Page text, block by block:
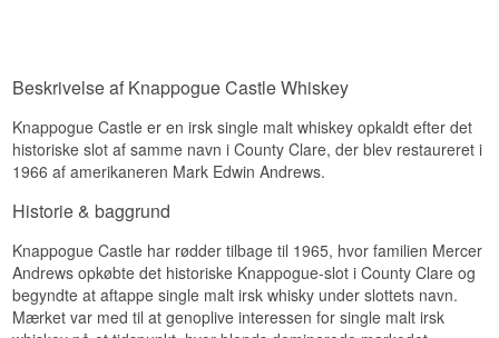
Blødt korn og en anelse sherrysødme.
Smag
Eftersmag
Middellang, blød og let krydret.
Specifikationer
Beskrivelse af Knappogue Castle Whiskey
Knappogue Castle er en irsk single malt whiskey opkaldt efter det
historiske slot af samme navn i County Clare, der blev restaureret i
1966 af amerikaneren Mark Edwin Andrews.
Historie & baggrund
Knappogue Castle har rødder tilbage til 1965, hvor familien Mercer
Andrews opkøbte det historiske Knappogue-slot i County Clare og
begyndte at aftappe single malt irsk whisky under slottets navn.
Mærket var med til at genoplive interessen for single malt irsk